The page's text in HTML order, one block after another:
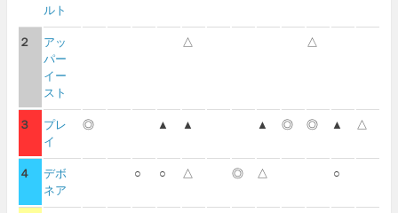
ルト
２
アッ
パー
イー
スト
△ △
３
プレ
イ
◎ ▲ ▲ ▲ ◎ ◎ ▲ △
４
デボ
ネア
○ ○ △ ◎ △ ○